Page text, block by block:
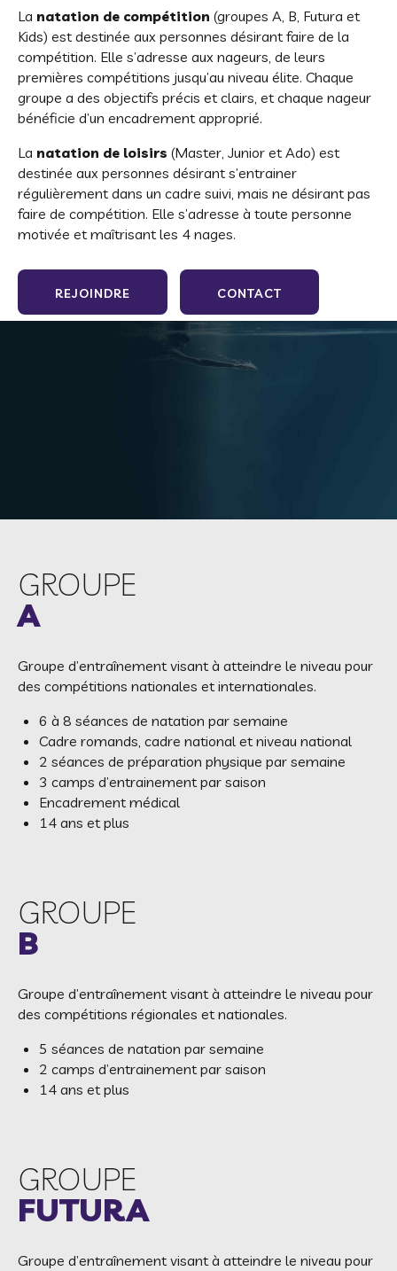
La natation de compétition (groupes A, B, Futura et
Kids) est destinée aux personnes désirant faire de la
compétition. Elle s’adresse aux nageurs, de leurs
premières compétitions jusqu’au niveau élite. Chaque
groupe a des objectifs précis et clairs, et chaque nageur
bénéficie d’un encadrement approprié.
La natation de loisirs (Master, Junior et Ado) est
destinée aux personnes désirant s’entrainer
régulièrement dans un cadre suivi, mais ne désirant pas
faire de compétition. Elle s’adresse à toute personne
motivée et maîtrisant les 4 nages.
REJOINDRE CONTACT
GROUPE
A
Groupe d’entraînement visant à atteindre le niveau pour
des compétitions nationales et internationales.
6 à 8 séances de natation par semaine
Cadre romands, cadre national et niveau national
2 séances de préparation physique par semaine
3 camps d’entrainement par saison
Encadrement médical
14 ans et plus
GROUPE
B
Groupe d’entraînement visant à atteindre le niveau pour
des compétitions régionales et nationales.
5 séances de natation par semaine
2 camps d’entrainement par saison
14 ans et plus
GROUPE
FUTURA
Groupe d’entraînement visant à atteindre le niveau pour